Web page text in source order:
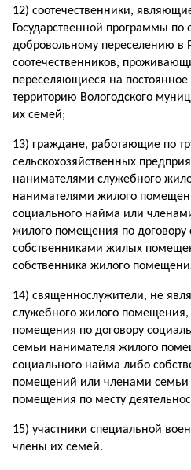
12) соотечественники,
Государственной программы по
добровольному переселению в
соотечественников,
переселяющиеся на постоянное
территорию Вологодского
их семей;
13) граждане, работающие по
сельскохозяйственных
нанимателями служебного
нанимателями жилого
социального найма или
жилого помещения по
собственниками жилых
собственника жилого
14) священнослужители, не
служебного жилого
помещения по договору
семьи нанимателя жилого
социального найма либо
помещений или членами семьи
помещения по месту
15) участники специальной
члены их семей.